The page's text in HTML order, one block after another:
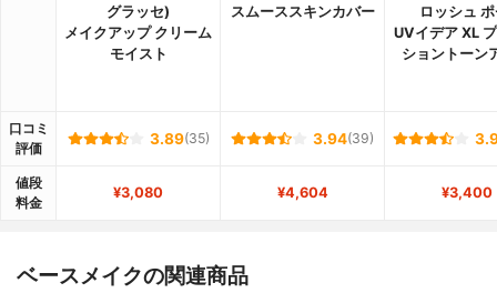
グラッセ)
メイクアップ クリーム
モイスト
スムーススキンカバー
ロッシュ
UVイデア XL
ショントーン
口コミ
評価
3.89(35) 3.94(39)
値段
料金
¥3,080 ¥4,604 ¥3,400
ベースメイクの関連商品